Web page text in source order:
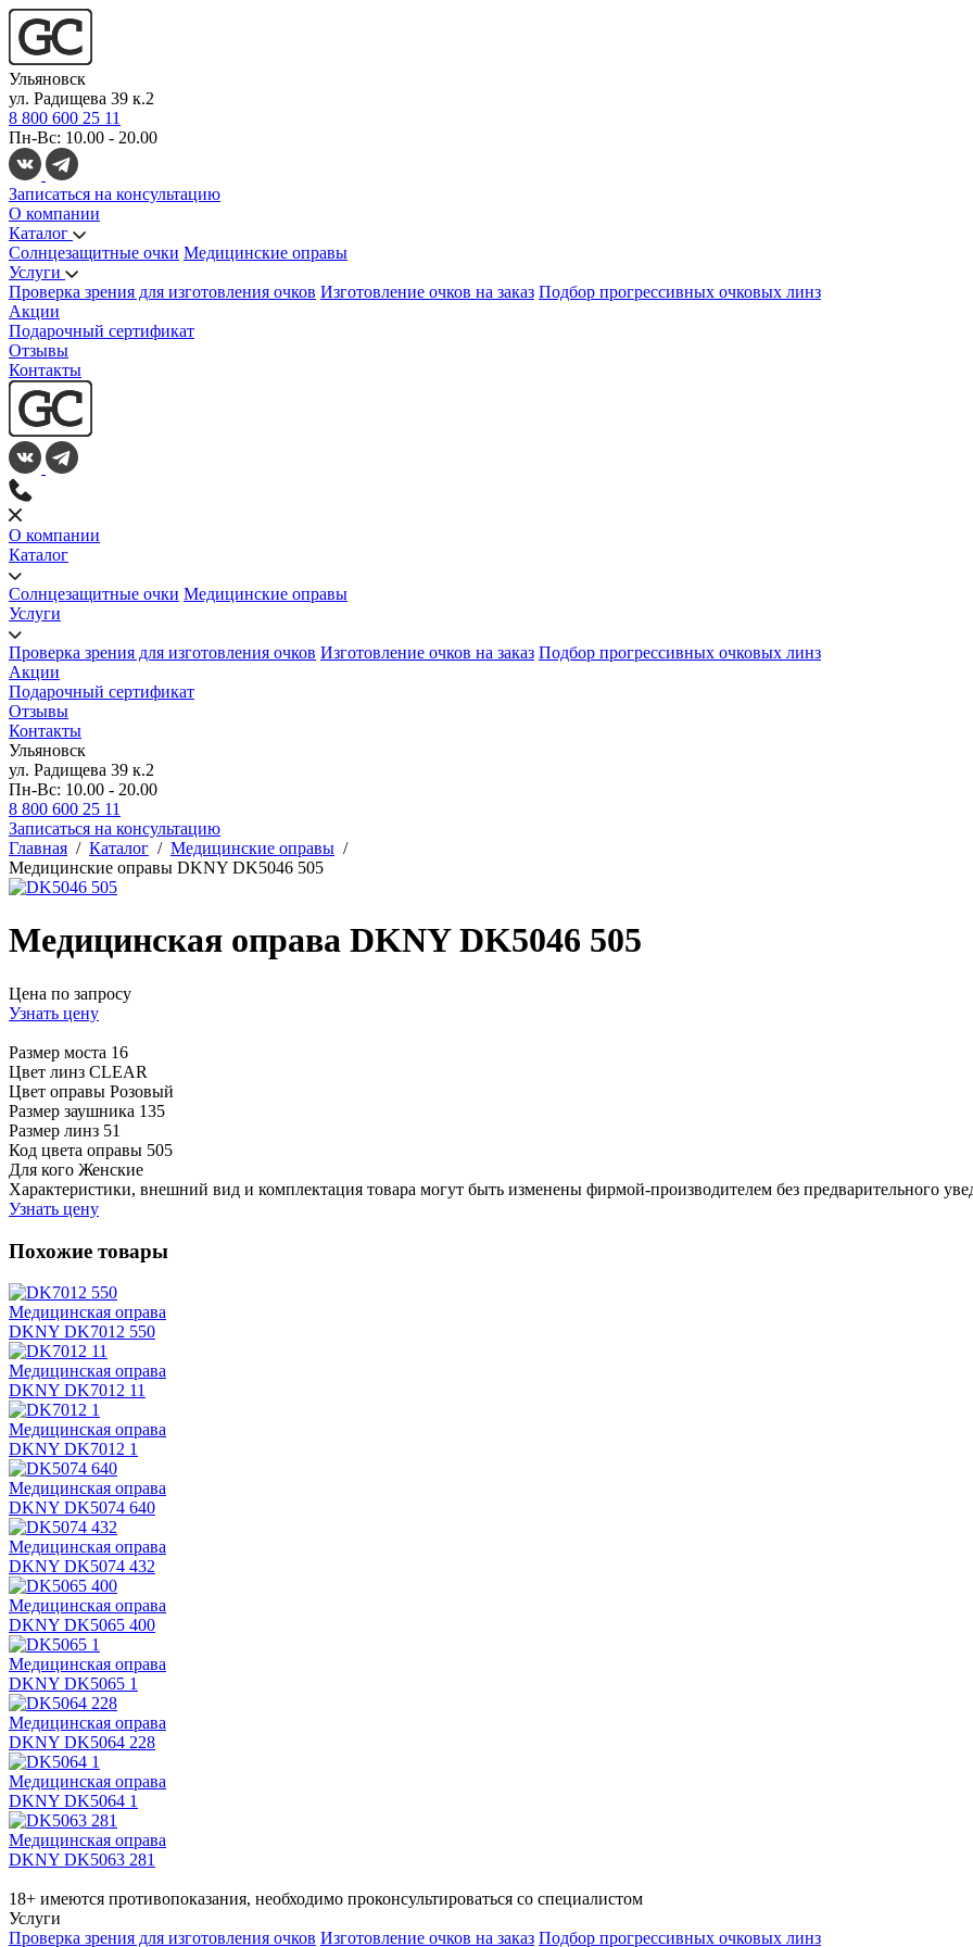
Ульяновск
ул. Радищева 39 к.2
8 800 600 25 11
Пн-Вс: 10.00 - 20.00
Записаться на консультацию
О компании
Каталог
Солнцезащитные очки Медицинские оправы
Услуги
Проверка зрения для изготовления очков Изготовление очков на заказ Подбор прогрессивных очковых линз
Акции
Подарочный сертификат
Отзывы
Контакты
О компании
Каталог
Солнцезащитные очки Медицинские оправы
Услуги
Проверка зрения для изготовления очков Изготовление очков на заказ Подбор прогрессивных очковых линз
Акции
Подарочный сертификат
Отзывы
Контакты
Ульяновск
ул. Радищева 39 к.2
Пн-Вс: 10.00 - 20.00
8 800 600 25 11
Записаться на консультацию
Главная / Каталог / Медицинские оправы /
Медицинские оправы DKNY DK5046 505
Медицинская оправа DKNY DK5046 505
Цена по запросу
Узнать цену
Размер моста 16
Цвет линз CLEAR
Цвет оправы Розовый
Размер заушника 135
Размер линз 51
Код цвета оправы 505
Для кого Женские
Характеристики, внешний вид и комплектация товара могут быть изменены фирмой-производителем без предварительного
Узнать цену
Похожие товары
Медицинская оправа
DKNY DK7012 550
Медицинская оправа
DKNY DK7012 11
Медицинская оправа
DKNY DK7012 1
Медицинская оправа
DKNY DK5074 640
Медицинская оправа
DKNY DK5074 432
Медицинская оправа
DKNY DK5065 400
Медицинская оправа
DKNY DK5065 1
Медицинская оправа
DKNY DK5064 228
Медицинская оправа
DKNY DK5064 1
Медицинская оправа
DKNY DK5063 281
18+ имеются противопоказания, необходимо проконсультироваться со специалистом
Услуги
Проверка зрения для изготовления очков Изготовление очков на заказ Подбор прогрессивных очковых линз